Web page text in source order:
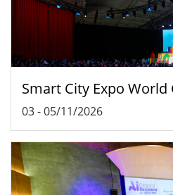
Smart City Expo World
03-05/11/2026